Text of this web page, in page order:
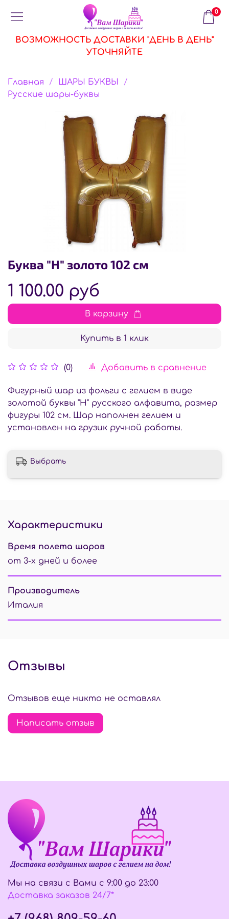
0
ВОЗМОЖНОСТЬ ДОСТАВКИ "ДЕНЬ В ДЕНЬ"
УТОЧНЯЙТЕ
Главная
ШАРЫ БУКВЫ
Русские шары-буквы
Буква "Н" золото 102 см
(0) Добавить в сравнение
1 100.00 руб
В корзину
Купить в 1 клик
Фигурный шар из фольги с гелием в виде
золотой буквы "Н" русского алфавита, размер
фигуры 102 см. Шар наполнен гелием и
установлен на грузик ручной работы.
Выбрать
Характеристики
Время полета шаров
от 3-х дней и более
Производитель
Италия
Отзывы
Отзывов еще никто не оставлял
Написать отзыв
Мы на связи с Вами с 9:00 до 23:00
Доставка заказов 24/7*